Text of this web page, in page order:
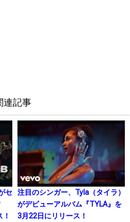
連記事
セ
注目のシンガー、Tyla（タイラ）
がデビューアルバム『TYLA』を
3月22日にリリース！